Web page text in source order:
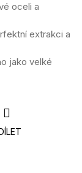
oceli a
extrakci a
jako velké